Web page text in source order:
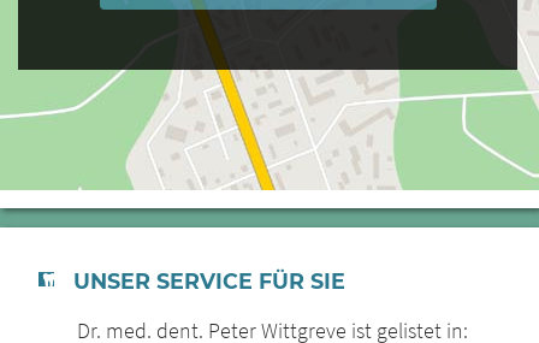
UNSER SERVICE FÜR SIE
Dr. med. dent. Peter Wittgreve ist gelistet in: